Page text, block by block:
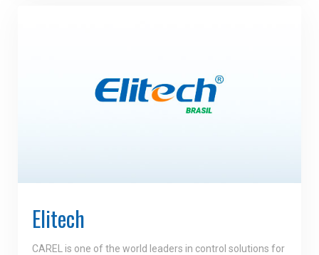
Elitech
CAREL is one of the world leaders in control solutions for